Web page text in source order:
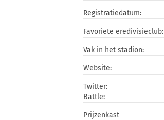
Registratiedatum:
Favoriete eredivisieclub:
Vak in het stadion:
Website:
Twitter:
Battle:
Prijzenkast